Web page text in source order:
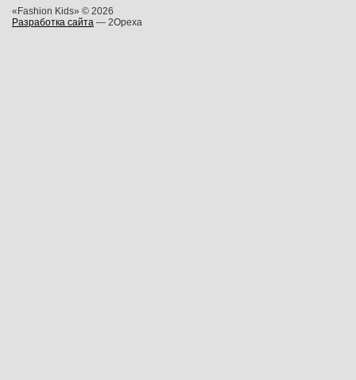
«Fashion Kids» © 2026
Разработка сайта — 2Opexa